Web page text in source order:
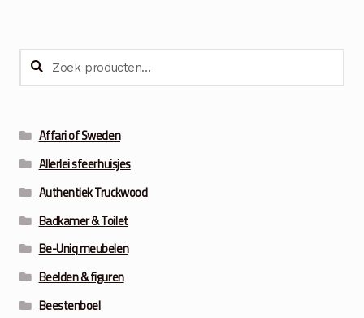
Zoeken
naar:
Zoeken
Affari of Sweden
Allerlei sfeerhuisjes
Authentiek Truckwood
Badkamer & Toilet
Be-Uniq meubelen
Beelden & figuren
Beestenboel